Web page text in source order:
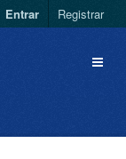
Entrar Registrar